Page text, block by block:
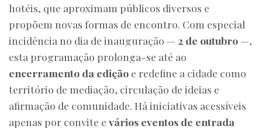
hotéis, que aproximam públicos diversos e
propõem novas formas de encontro. Com especial
incidência no dia de inauguração — 2 de outubro —,
esta programação prolonga-se até ao
encerramento da edição e redefine a cidade como
território de mediação, circulação de ideias e
afirmação de comunidade. Há iniciativas acessíveis
apenas por convite e vários eventos de entrada